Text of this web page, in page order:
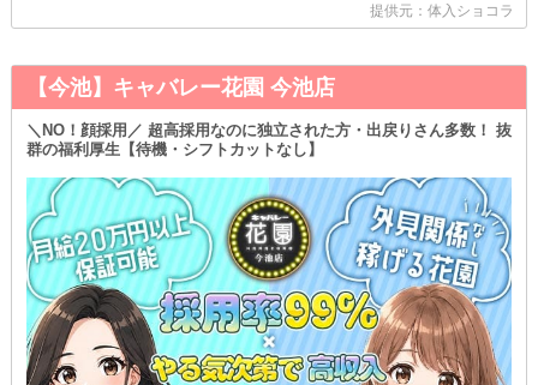
提供元：体入ショコラ
【今池】キャバレー花園 今池店
＼NO！顔採用／ 超高採用なのに独立された方・出戻りさん多数！ 抜
群の福利厚生【待機・シフトカットなし】